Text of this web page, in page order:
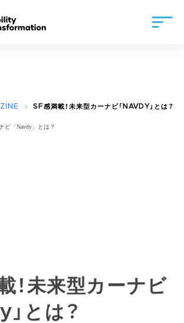
SF感満載！未来型カーナビ「NAVDY」とは？
！未来型カーナビ
とは？